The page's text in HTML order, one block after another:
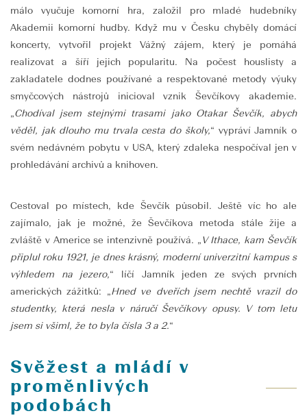
málo vyučuje komorní hra, založil pro mladé hudebníky
Akademii komorní hudby. Když mu v Česku chyběly domácí
koncerty, vytvořil projekt Vážný zájem, který je pomáhá
realizovat a šíří jejich popularitu. Na počest houslisty a
zakladatele dodnes používané a respektované metody výuky
smyčcových nástrojů inicioval vznik Ševčíkovy akademie.
„Chodíval jsem stejnými trasami jako Otakar Ševčík, abych
věděl, jak dlouho mu trvala cesta do školy,“ vypráví Jamník o
svém nedávném pobytu v USA, který zdaleka nespočíval jen v
prohledávání archivů a knihoven.
Cestoval po místech, kde Ševčík působil. Ještě víc ho ale
zajímalo, jak je možné, že Ševčíkova metoda stále žije a
zvláště v Americe se intenzivně používá. „ V Ithace, kam Ševčík
připlul roku 1921, je dnes krásný, moderní univerzitní kampus s
výhledem na jezero,“ líčí Jamník jeden ze svých prvních
amerických zážitků: „Hned ve dveřích jsem nechtě vrazil do
studentky, která nesla v náručí Ševčíkovy opusy. V tom letu
jsem si všiml, že to byla čísla 3 a 2.“
Svěžest a mládí v
proměnlivých
podobách